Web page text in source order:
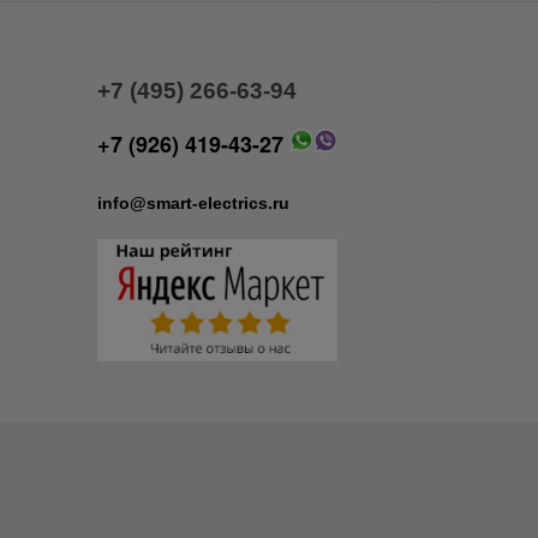
+7 (495) 266-63-94
+7 (926) 419-43-27
info@smart-electrics.ru